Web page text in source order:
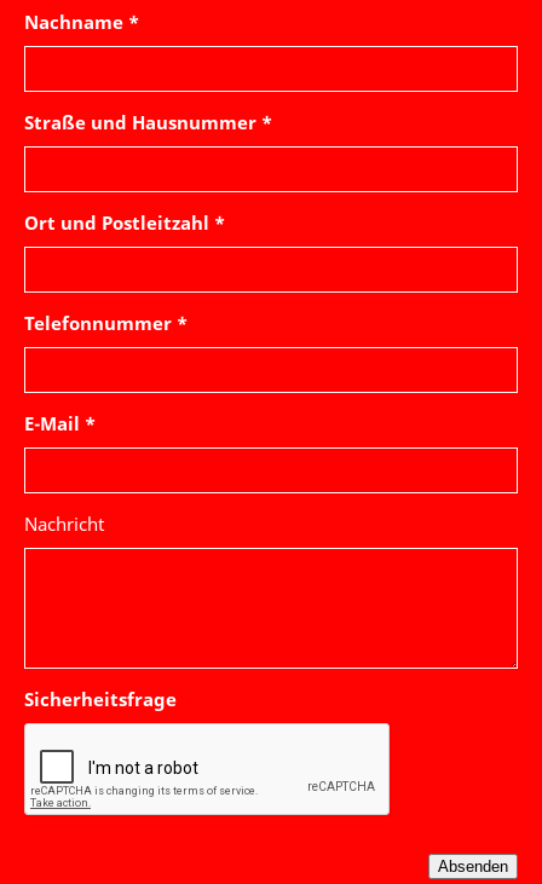
Nachname *
Straße und Hausnummer *
Ort und Postleitzahl *
Telefonnummer *
E-Mail *
Nachricht
Sicherheitsfrage